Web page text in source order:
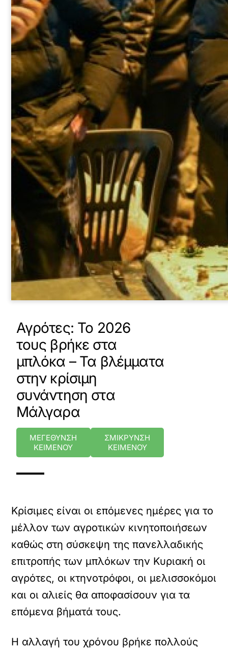
Αγρότες: Το 2026
τους βρήκε στα
μπλόκα – Τα βλέμματα
στην κρίσιμη
συνάντηση στα
Μάλγαρα
ΜΕΓΕΘΥΝΣΗ
ΚΕΙΜΕΝΟΥ
ΣΜΙΚΡΥΝΣΗ
ΚΕΙΜΕΝΟΥ
Κρίσιμες είναι οι επόμενες ημέρες για το
μέλλον των αγροτικών κινητοποιήσεων
καθώς στη σύσκεψη της πανελλαδικής
επιτροπής των μπλόκων την Κυριακή οι
αγρότες, οι κτηνοτρόφοι, οι μελισσοκόμοι
και οι αλιείς θα αποφασίσουν για τα
επόμενα βήματά τους.
Η αλλαγή του χρόνου βρήκε πολλούς